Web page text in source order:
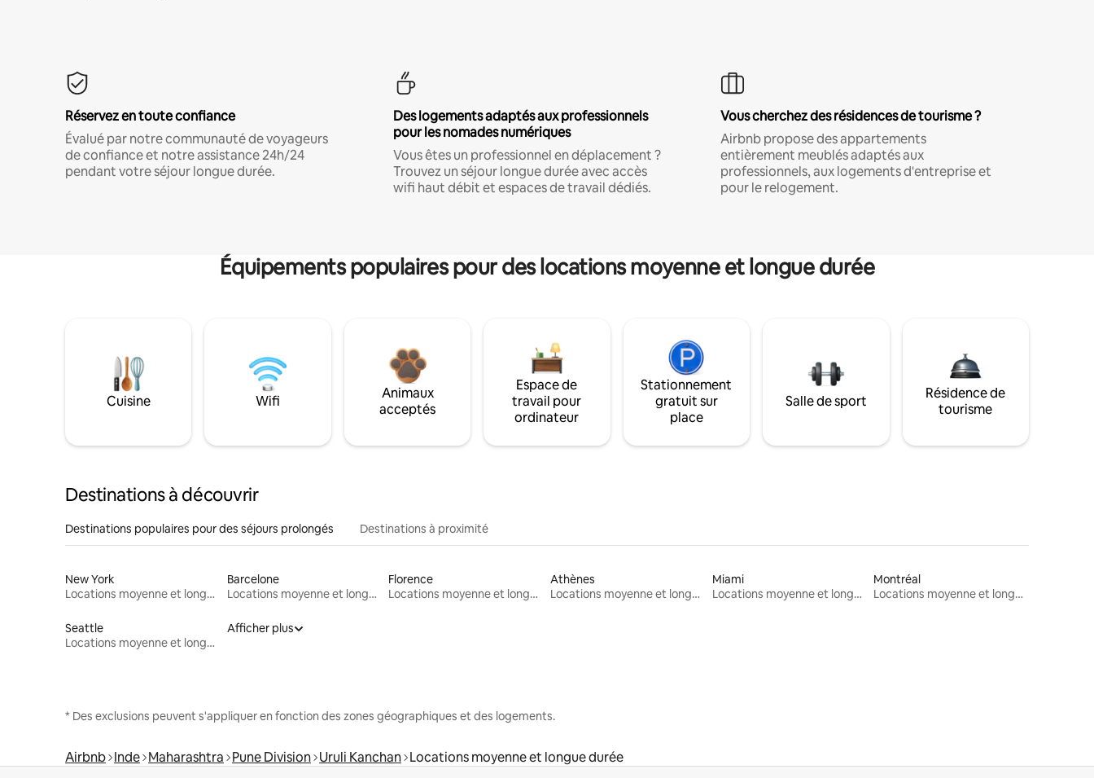
Réservez en toute confiance
Évalué par notre communauté de voyageurs
de confiance et notre assistance 24h/24
pendant votre séjour longue durée.
Des logements adaptés aux professionnels
pour les nomades numériques
Vous êtes un professionnel en déplacement ?
Trouvez un séjour longue durée avec accès
wifi haut débit et espaces de travail dédiés.
Vous cherchez des résidences de tourisme ?
Airbnb propose des appartements
entièrement meublés adaptés aux
professionnels, aux logements d'entreprise et
pour le relogement.
Équipements populaires pour des locations moyenne et longue durée
Cuisine Wifi
Animaux
acceptés
Espace de
travail pour
ordinateur
Stationnement
gratuit sur
place
Salle de sport
Résidence de
tourisme
Destinations à découvrir
Destinations populaires pour des séjours prolongés Destinations à proximité
New York
Locations moyenne et longue durée
Barcelone
Locations moyenne et longue durée
Florence
Locations moyenne et longue durée
Athènes
Locations moyenne et longue durée
Miami
Locations moyenne et longue durée
Montréal
Locations moyenne et longue durée
Seattle
Locations moyenne et longue durée
Afficher plus
* Des exclusions peuvent s'appliquer en fonction des zones géographiques et des logements.
Airbnb Inde Maharashtra Pune Division Uruli Kanchan Locations moyenne et longue durée